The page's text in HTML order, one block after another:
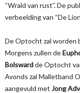
“Wrald van rust”. De
verbeelding van “De
De Optocht zal worden
Morgens zullen de
Bolswardde Optocht
Avonds zal Malletband
aangevuld met Jong